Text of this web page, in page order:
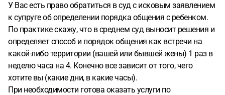
У Вас есть право обратиться в суд с исковым заявлением
к супруге об определении порядка общения с ребенком.
По практике скажу, что в среднем суд выносит решения и
определяет способ и порядок общения как встречи на
какой-либо территории (вашей или бывшей жены) 1 раз в
неделю часа на 4. Конечно все зависит от того, чего
хотите вы (какие дни, в какие часы).
При необходимости готова оказать услуги по